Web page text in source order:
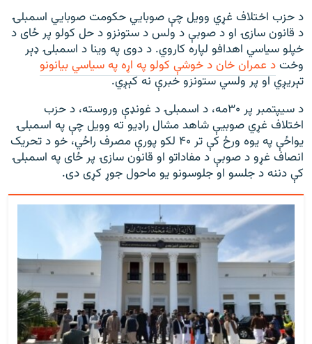
د حزب اختلاف غړي وويل چې صوبایي حکومت صوبایي اسمبلۍ
د قانون سازۍ او د صوبې د ولس د ستونزو د حل کولو پر ځای د
خپلو سیاسي اهدافو لپاره کاروي. د دوی په وينا د اسمبلۍ ډېر
وختد عمران خان د خوشې کولو په اړه په سیاسي بیانونو
تېريږي او پر ولسي ستونزو خبرې نه کېږي.
د سیپتمبر پر ۳۰مه، د اسمبلۍ د غونډې وروسته، د حزب
اختلاف غړي صوبیې شاهد مشال راډیو ته وویل چې په اسمبلۍ
یواځې په یوه ورځ کې تر ۴۰ لکو پورې مصرف راځي، خو د تحریک
انصاف غړو د صوبې د مفاداتو او قانون سازۍ پر ځای په اسمبلۍ
کې دننه د جلسو او جلوسونو یو ماحول جوړ کړی دی.